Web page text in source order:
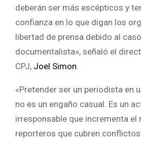
deberán ser más escépticos y
confianza en lo que digan los
libertad de prensa debido al
documentalista», señaló el
CPJ, Joel Simon
«Pretender ser un periodista en
no es un engaño casual. Es un
irresponsable que incrementa el
reporteros que cubren